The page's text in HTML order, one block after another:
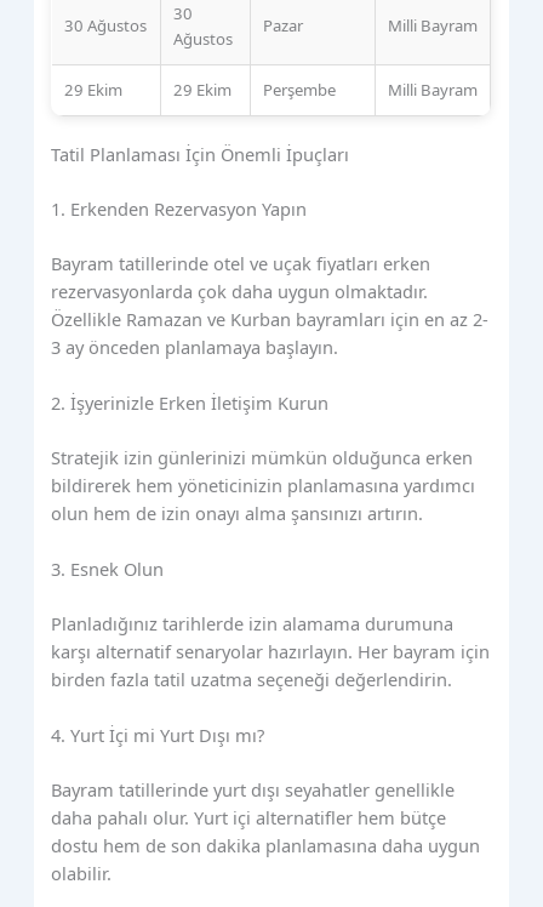
30 Ağustos
30
Ağustos
Pazar Milli Bayram
29 Ekim 29 Ekim Perşembe Milli Bayram
Tatil Planlaması İçin Önemli İpuçları
1. Erkenden Rezervasyon Yapın
Bayram tatillerinde otel ve uçak fiyatları erken
rezervasyonlarda çok daha uygun olmaktadır.
Özellikle Ramazan ve Kurban bayramları için en az 2-
3 ay önceden planlamaya başlayın.
2. İşyerinizle Erken İletişim Kurun
Stratejik izin günlerinizi mümkün olduğunca erken
bildirerek hem yöneticinizin planlamasına yardımcı
olun hem de izin onayı alma şansınızı artırın.
3. Esnek Olun
Planladığınız tarihlerde izin alamama durumuna
karşı alternatif senaryolar hazırlayın. Her bayram için
birden fazla tatil uzatma seçeneği değerlendirin.
4. Yurt İçi mi Yurt Dışı mı?
Bayram tatillerinde yurt dışı seyahatler genellikle
daha pahalı olur. Yurt içi alternatifler hem bütçe
dostu hem de son dakika planlamasına daha uygun
olabilir.